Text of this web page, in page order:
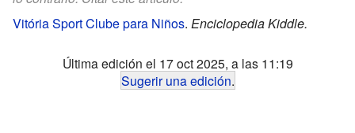
Vitória Sport Clube para Niños. Enciclopedia Kiddle.
Última edición el 17 oct 2025, a las 11:19
Sugerir una edición.